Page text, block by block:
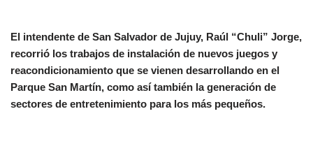
El intendente de San Salvador de Jujuy, Raúl “Chuli” Jorge,
recorrió los trabajos de instalación de nuevos juegos y
reacondicionamiento que se vienen desarrollando en el
Parque San Martín, como así también la generación de
sectores de entretenimiento para los más pequeños.